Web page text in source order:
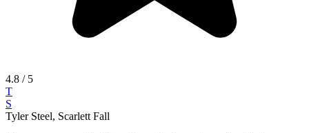
4.8 / 5
T
S
Tyler Steel, Scarlett Fall